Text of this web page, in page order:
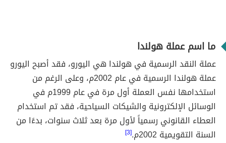
ما اسم عملة هولندا
عملة النقد الرسمية في هولندا هي اليورو، فقد أصبح اليورو
عملة هولندا الرسمية في عام 2002م، وعلى الرغم من
استخدامها نفس العملة أول مرة في عام 1999م في
الوسائل الإلكترونية والشيكات السياحية، فقد تم استخدام
العطاء القانوني رسمياً لأول مرة بعد ثلاث سنوات، بدءًا من
السنة التقويمية 2002م.
[3]